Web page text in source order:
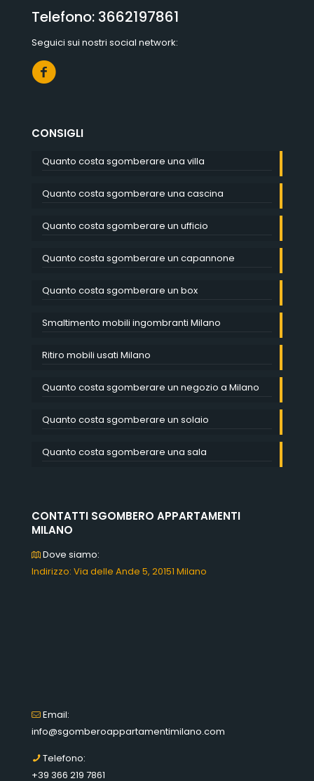
Telefono: 3662197861
Seguici sui nostri social network:
CONSIGLI
Quanto costa sgomberare una villa
Quanto costa sgomberare una cascina
Quanto costa sgomberare un ufficio
Quanto costa sgomberare un capannone
Quanto costa sgomberare un box
Smaltimento mobili ingombranti Milano
Ritiro mobili usati Milano
Quanto costa sgomberare un negozio a Milano
Quanto costa sgomberare un solaio
Quanto costa sgomberare una sala
CONTATTI SGOMBERO APPARTAMENTI
MILANO
Dove siamo:
Indirizzo: Via delle Ande 5, 20151 Milano
Email:
info@sgomberoappartamentimilano.com
Telefono:
+39 366 219 7861